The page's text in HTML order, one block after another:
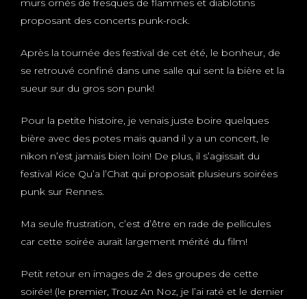
murs ornés de fresques de flammes et diablotins
proposant des concerts punk-rock.
Après la tournée des festival de cet été, le bonheur, de
se retrouvé confiné dans une salle qui sent la bière et la
sueur sur du gros son punk!
Pour la petite histoire, je venais juste boire quelques
bière avec des potes mais quand il y a un concert, le
nikon n’est jamais bien loin! De plus, il s’agissait du
festival Kice Qu’a l’Chat qui proposait plusieurs soirées
punk sur Rennes.
Ma seule frustration, c’est d’être en rade de pellicules
car cette soirée aurait largement mérité du film!
Petit retour en images de 2 des groupes de cette
soirée! (le premier, Trouz An Noz, je l’ai raté et le dernier